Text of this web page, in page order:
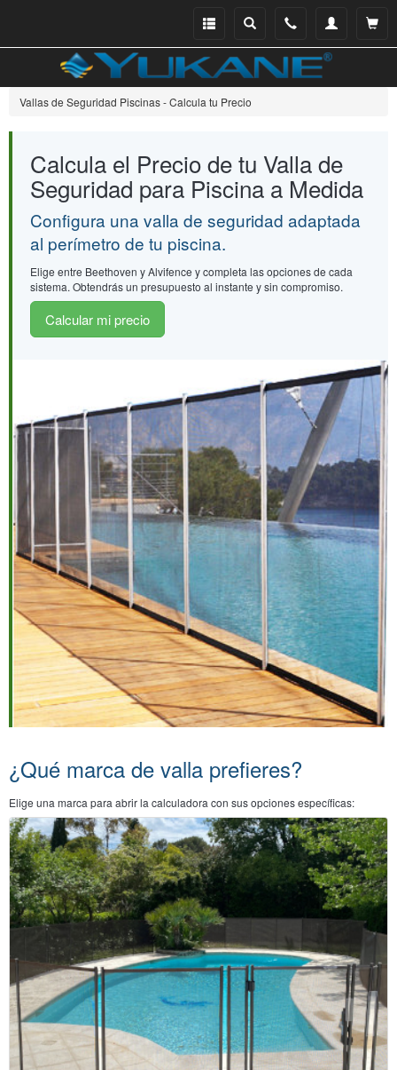
Ver
Mi
Teléfono
Buscar
Menu
Vallas de Seguridad Piscinas - Calcula tu Precio
Calcula el Precio de tu Valla de
Seguridad para Piscina a Medida
Configura una valla de seguridad adaptada
al perímetro de tu piscina.
Elige entre Beethoven y Alvifence y completa las opciones de cada
sistema. Obtendrás un presupuesto al instante y sin compromiso.
Calcular mi precio
¿Qué marca de valla prefieres?
Elige una marca para abrir la calculadora con sus opciones específicas: